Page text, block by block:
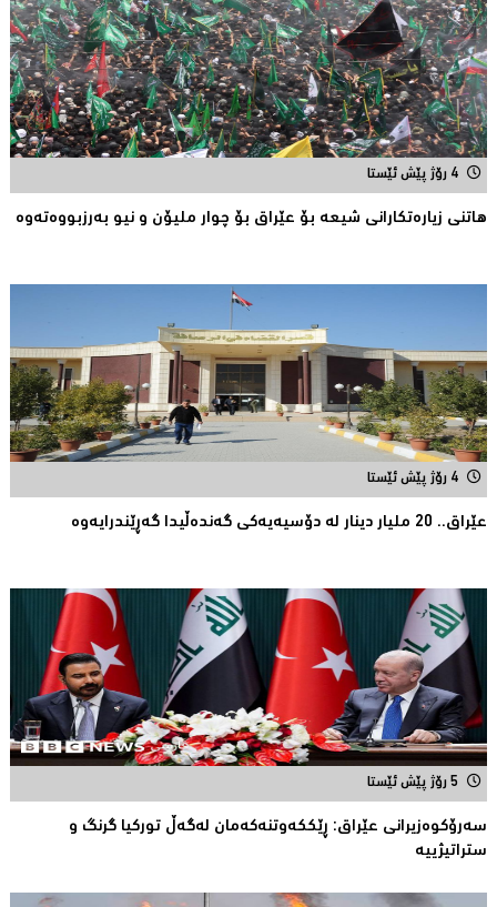
4 رۆژ پێش ئێستا
هاتنی زیارەتكارانی شیعە بۆ عێراق بۆ چوار ملیۆن و نیو بەرزبووەتەوە
4 رۆژ پێش ئێستا
عێراق.. 20 ملیار دینار لە دۆسیەیەكی گەندەڵیدا گەڕێندرایەوە
5 رۆژ پێش ئێستا
سەرۆكوەزیرانی عێراق: ڕێككەوتنەکەمان لەگەڵ توركیا گرنگ و
ستراتیژییە